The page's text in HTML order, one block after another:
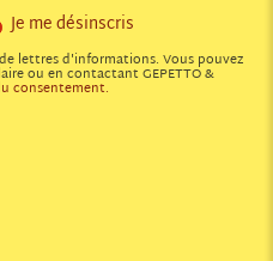
Je me désinscris
lettres d'informations. Vous pouvez
ou en contactant GEPETTO &
consentement.